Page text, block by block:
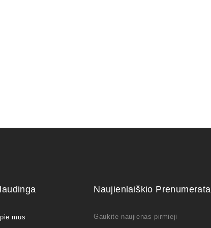
mus
Naujienlaiškio Prenumerata
Gaukite naujienas pirmieji